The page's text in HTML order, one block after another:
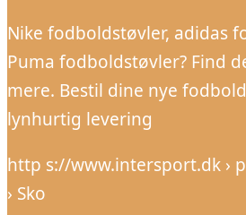
Nike fodboldstøvler, adidas
Puma fodboldstøvler? Find
mere. Bestil dine nye
lynhurtig levering
http s://www.intersport.dk ›
› Sko